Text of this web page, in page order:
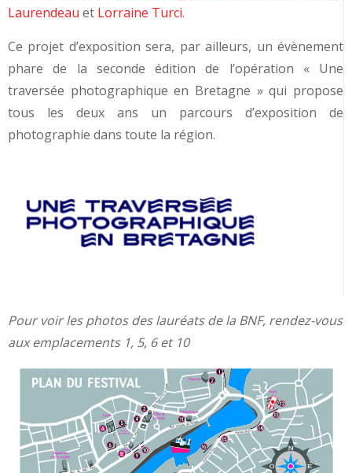
Laurendeau et Lorraine Turci.
Ce projet d’exposition sera, par ailleurs, un évènement
phare de la seconde édition de l’opération « Une
traversée photographique en Bretagne » qui propose
tous les deux ans un parcours d’exposition de
photographie dans toute la région.
Pour voir les photos des lauréats de la BNF, rendez-vous
aux emplacements 1, 5, 6 et 10